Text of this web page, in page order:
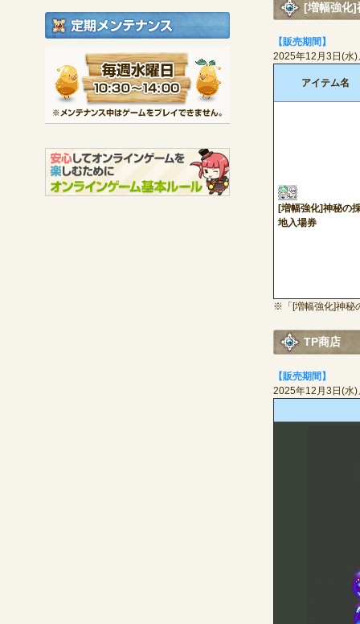
定期メンテナンス
毎週水曜日 10:30
[増幅強化]
【販売期間】
2025年12月3日(水
アイテム名
[増幅強化]神秘の
地入場券
※「[増幅強化]神秘
TP商店
【販売期間】
2025年12月3日(水